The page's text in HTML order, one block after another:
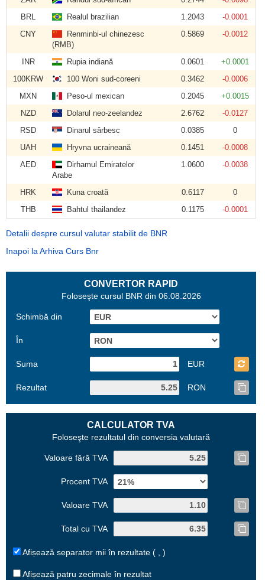
BRL
Realul brazilian 1.2043
-0.0001
CNY
Renminbi-ul chinezesc
(RMB)
0.5869 -0.0012
INR Rupia indiană 0.0601
+0.0001
100KRW
100 Woni sud-coreeni 0.3462
-0.0006
MXN
Peso-ul mexican 0.2045
+0.0015
NZD
Dolarul neo-zeelandez 2.6762
-0.0127
RSD
Dinarul sârbesc 0.0385
0
UAH
Hryvna ucraineană 0.1451
-0.0008
AED
Dirhamul Emiratelor
Arabe
1.0600 -0.0038
HRK Kuna croată 0.6117
0
THB
Bahtul thailandez 0.1175 -0.0001
Detalii despre cursul valutar stabilit de BNR
Inapoi la Arhiva Curs Bnr
CONVERTOR RAPID
Foloseşte cursul BNR din 06.08.2026
Schimbă din
În
Suma EUR
Rezultat RON
CALCULATOR TVA
Foloseşte rezultatul din conversia valutară
Valoare fără TVA
Procent TVA
Valoare TVA
Total cu TVA
Afișează separator mii în rezultate ( , )
Afișează patru zecimale în rezultat